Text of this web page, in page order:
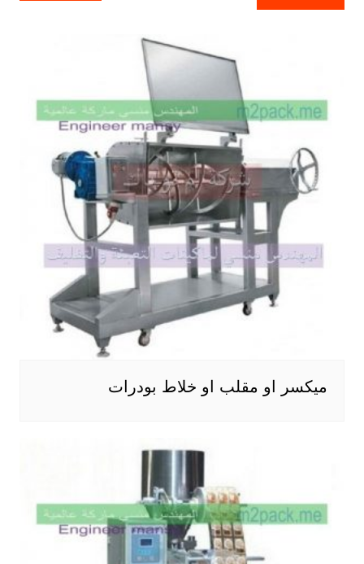
ميكسر او مقلب او خلاط بودرات